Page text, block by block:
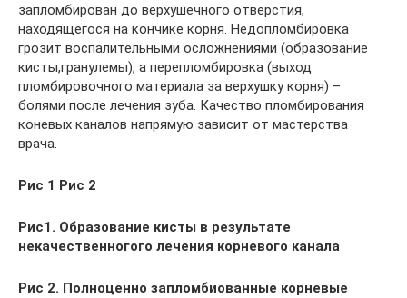
запломбирован до верхушечного отверстия,
находящегося на кончике корня. Недопломбировка
грозит воспалительными осложнениями (образование
кисты,гранулемы), а перепломбировка (выход
пломбировочного материала за верхушку корня) –
болями после лечения зуба. Качество пломбирования
коневых каналов напрямую зависит от мастерства
врача.
Рис 1 Рис 2
Рис1. Образование кисты в результате
некачественногого лечения корневого канала
Рис 2. Полноценно запломбиованные корневые